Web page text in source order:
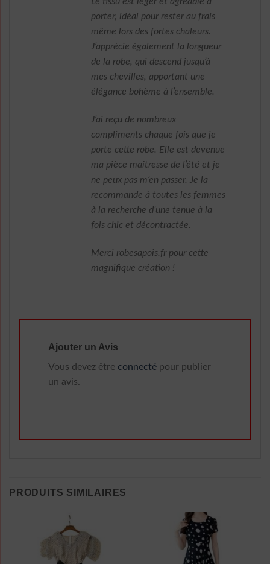
porter, idéal pour rester au frais
même lors des fortes chaleurs.
J’apprécie également la longueur
de la robe, qui descend jusqu’à
mes chevilles, apportant une
élégance bohème à l’ensemble.
J’ai reçu de nombreux
compliments chaque fois que je
porte cette robe. Elle est devenue
ma pièce maîtresse de l’été et je
ne peux pas m’en passer. Je la
recommande à toutes les femmes
à la recherche d’une tenue à la
fois chic et décontractée.
Merci robesapois.fr pour cette
magnifique création !
Ajouter un Avis
Vous devez être connecté pour publier
un avis.
PRODUITS SIMILAIRES